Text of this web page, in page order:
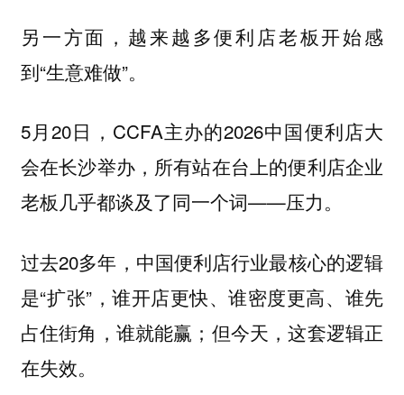
另一方面，越来越多便利店老板开始感
到“生意难做”。
5月20日，CCFA主办的2026中国便利店大
会在长沙举办，所有站在台上的便利店企业
老板几乎都谈及了同一个词——压力。
过去20多年，中国便利店行业最核心的逻辑
是“扩张”，谁开店更快、谁密度更高、谁先
占住街角，谁就能赢；但今天，这套逻辑正
在失效。